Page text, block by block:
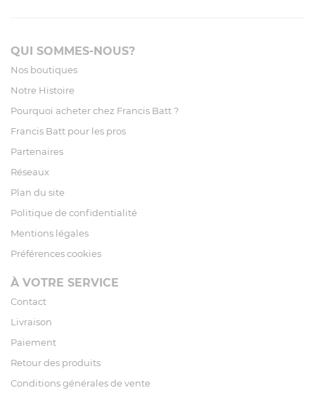
QUI SOMMES-NOUS?
Nos boutiques
Notre Histoire
Pourquoi acheter chez Francis Batt ?
Francis Batt pour les pros
Partenaires
Réseaux
Plan du site
Politique de confidentialité
Mentions légales
Préférences cookies
À VOTRE SERVICE
Contact
Livraison
Paiement
Retour des produits
Conditions générales de vente